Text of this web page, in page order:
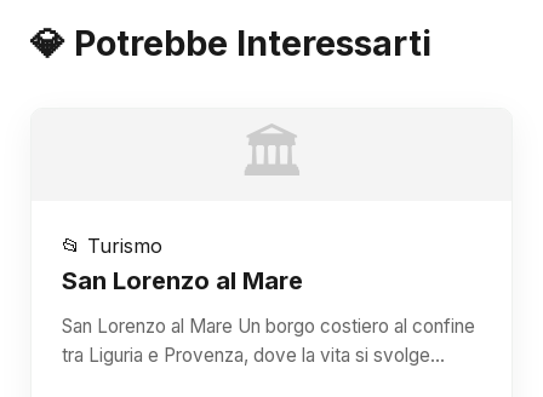
💎 Potrebbe Interessarti
🏛️
📂 Turismo
San Lorenzo al Mare
San Lorenzo al Mare Un borgo costiero al confine
tra Liguria e Provenza, dove la vita si svolge…